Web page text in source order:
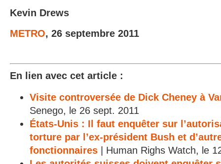
Kevin Drews
METRO, 26 septembre 2011
En lien avec cet article :
Visite controversée de Dick Cheney à
Senego, le 26 sept. 2011
États-Unis : Il faut enquêter sur
torture par l’ex-président Bush et
fonctionnaires | Human Righs Watch, le